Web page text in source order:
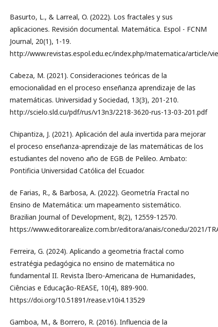
Basurto, L., & Larreal, O. (2022). Los fractales y sus
aplicaciones. Revisión documental. Matemática. Espol - FCNM
Journal, 20(1), 1-19.
http://www.revistas.espol.edu.ec/index.php/matematica/article/
Cabeza, M. (2021). Consideraciones teóricas de la
emocionalidad en el proceso enseñanza aprendizaje de las
matemáticas. Universidad y Sociedad, 13(3), 201-210.
http://scielo.sld.cu/pdf/rus/v13n3/2218-3620-rus-13-03-201.pdf
Chipantiza, J. (2021). Aplicación del aula invertida para mejorar
el proceso enseñanza-aprendizaje de las matemáticas de los
estudiantes del noveno año de EGB de Pelileo. Ambato:
Pontificia Universidad Católica del Ecuador.
de Farias, R., & Barbosa, A. (2022). Geometría Fractal no
Ensino de Matemática: um mapeamento sistemático.
Brazilian Journal of Development, 8(2), 12559-12570.
https://www.editorarealize.com.br/editora/anais/conedu/2021/
Ferreira, G. (2024). Aplicando a geometria fractal como
estratégia pedagógica no ensino de matemática no
fundamental II. Revista Ibero-Americana de Humanidades,
Ciências e Educação-REASE, 10(4), 889-900.
https://doi.org/10.51891/rease.v10i4.13529
Gamboa, M., & Borrero, R. (2016). Influencia de la